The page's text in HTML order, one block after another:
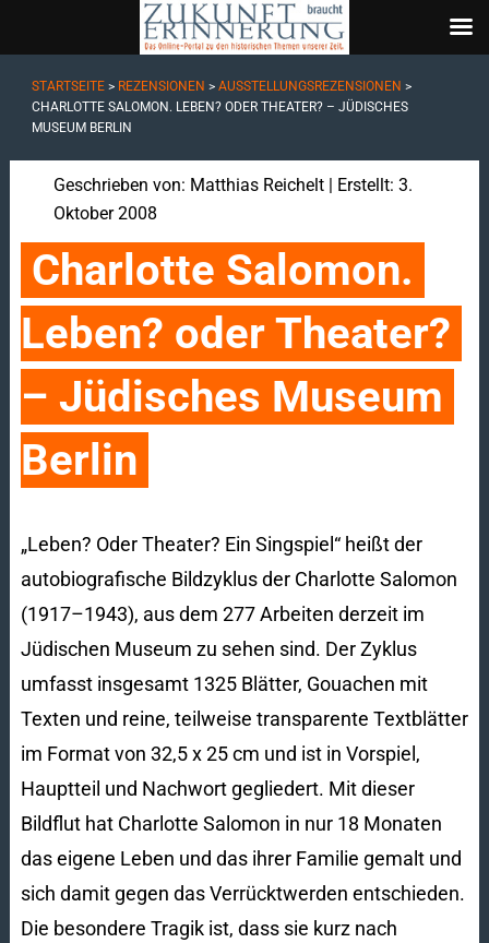
STARTSEITE> REZENSIONEN > AUSSTELLUNGSREZENSIONEN >
CHARLOTTE SALOMON. LEBEN? ODER THEATER? – JÜDISCHES
MUSEUM BERLIN
Geschrieben von: Matthias Reichelt| Erstellt: 3.
Oktober 2008
Charlotte Salomon.
Leben? oder Theater?
– Jüdisches Museum
Berlin
„Leben? Oder Theater? Ein Singspiel“ heißt der
autobiografische Bildzyklus der Charlotte Salomon
(1917–1943), aus dem 277 Arbeiten derzeit im
Jüdischen Museum zu sehen sind. Der Zyklus
umfasst insgesamt 1325 Blätter, Gouachen mit
Texten und reine, teilweise transparente Textblätter
im Format von 32,5 x 25 cm und ist in Vorspiel,
Hauptteil und Nachwort gegliedert. Mit dieser
Bildflut hat Charlotte Salomon in nur 18 Monaten
das eigene Leben und das ihrer Familie gemalt und
sich damit gegen das Verrücktwerden entschieden.
Die besondere Tragik ist, dass sie kurz nach